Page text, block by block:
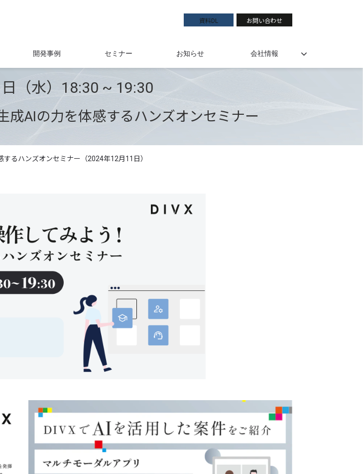
資料DL お問い合わせ
開発事例 セミナー お知らせ 会社情報
（水）18:30 ~ 19:30
成AIの力を体感するハンズオンセミナー
るハンズオンセミナー（2024年12月11日）